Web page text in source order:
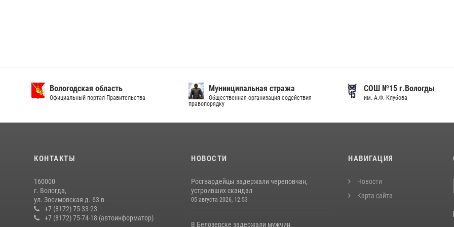
Вологодская область
Официальный портал Правительства
Мунииципальная стража
Общественная организация содействия
правопорядку
СОШ №15 г.Вологды
им. А.Ф. Клубова
КОНТАКТЫ
160000
г. Вологда,
ул. Зосимовская д. 63 в
+7 (8172) 75-33-23
+7 (8172) 75-74-18 (автоинформатор)
НОВОСТИ
Росгвардейцы задержали череповчан,
устроивших скандал
05 августа 2026, 12:53
В Белозерске задержали мужчин,
НАВИГАЦИЯ
Новости
Карта сайта